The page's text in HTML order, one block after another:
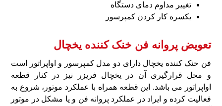
تغییر مداوم دمای دستگاه
یکسره کار کردن کمپرسور
تعویض پروانه فن خنک کننده یخچال
فن خنک‌ کننده یخچال دارای دو مدل کمپرسور و اواپراتور است
و محل قرارگیری آن در یخچال فریزر نیز در کنار قطعه
اواپراتور می‌ باشد. این قطعه همراه با عملکرد موتور، شروع به
فعالیت کرده و ایراد در عملکرد پروانه فن و یا مشکل در موتور